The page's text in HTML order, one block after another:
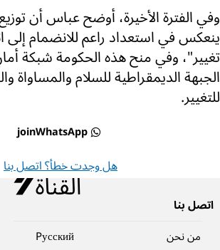
وفي الفترة الأخيرة، أوضح عباس أن
ينعكس في استعداد راعم للانضمام إلى
تغيير"، وفي منح هذه الحكومة شبكة
الجبهة الديمقراطية للسلام والمساواة
للتغيير.
joinWhatsApp
هل وجدت خطأ؟ اتصل بنا
اتصل بنا
من نحن
Pусский